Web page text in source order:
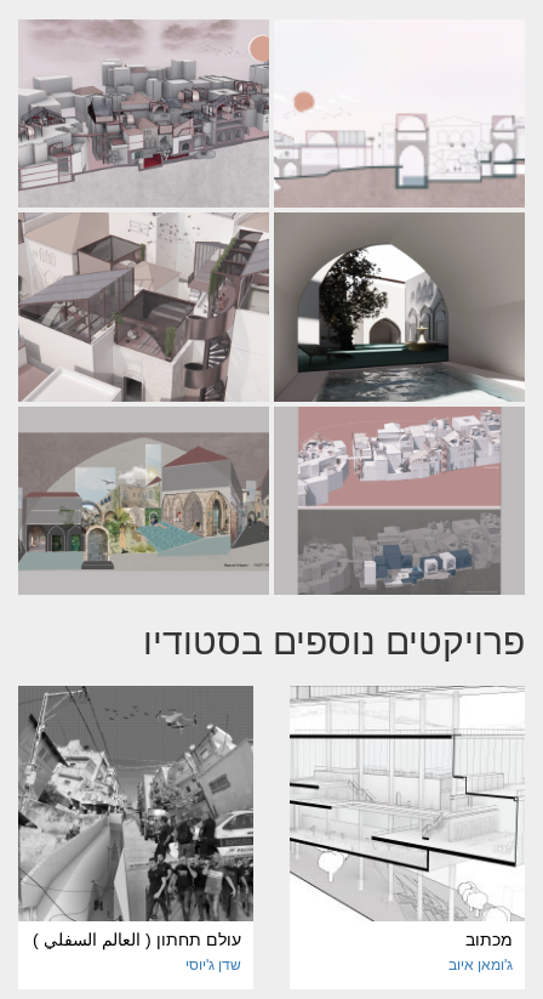
פרויקטים נוספים בסטודיו
מכתוב
ג'ומאן איוב
עולם תחתון ( العالم السفلي )
שדן ג'יוסי